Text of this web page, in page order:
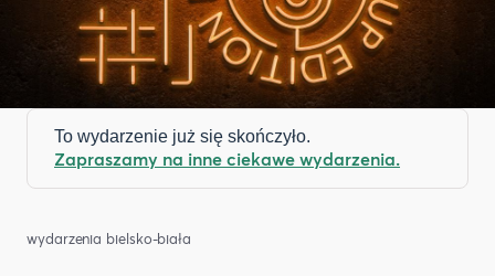
To wydarzenie już się skończyło.
Zapraszamy na inne ciekawe wydarzenia.
wydarzenia bielsko-biała